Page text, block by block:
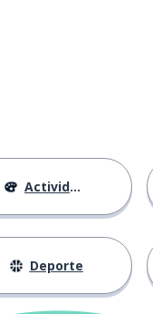
Actividades
Deporte